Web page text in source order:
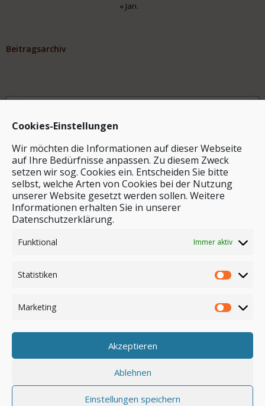
Cookies-Einstellungen
Wir möchten die Informationen auf dieser Webseite
auf Ihre Bedürfnisse anpassen. Zu diesem Zweck
setzen wir sog. Cookies ein. Entscheiden Sie bitte
selbst, welche Arten von Cookies bei der Nutzung
unserer Website gesetzt werden sollen. Weitere
Informationen erhalten Sie in unserer
Datenschutzerklärung.
Funktional Immer aktiv
Statistiken
Marketing
Akzeptieren
Ablehnen
Einstellungen speichern
« Jan.
Beitragsarchiv
Archiv
Stichwortsuche
Anmelden